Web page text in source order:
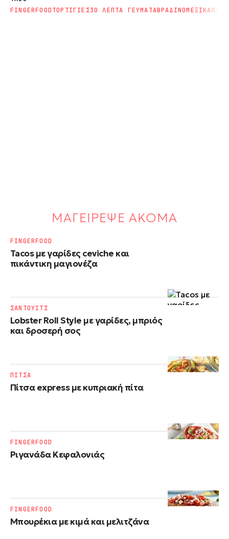
FINGERFOODΤΟΡΤΙΓΙΕΣ30 ΛΕΠΤΑ ΓΕΥΜΑΤΑΒΡΑΔΙΝΟΜΕΞΙΚΑΝΙΚΗ
ΜΑΓΕΙΡΕΨΕ ΑΚΟΜΑ
Tacos με γαρίδες ceviche και
πικάντικη μαγιονέζα
FINGERFOOD
Lobster Roll Style με γαρίδες, μπριός
και δροσερή σος
ΣΑΝΤΟΥΙΤΣ
Πίτσα express με κυπριακή πίτα
ΠΙΤΣΑ
Ριγανάδα Κεφαλονιάς
FINGERFOOD
Mπουρέκια με κιμά και μελιτζάνα
FINGERFOOD